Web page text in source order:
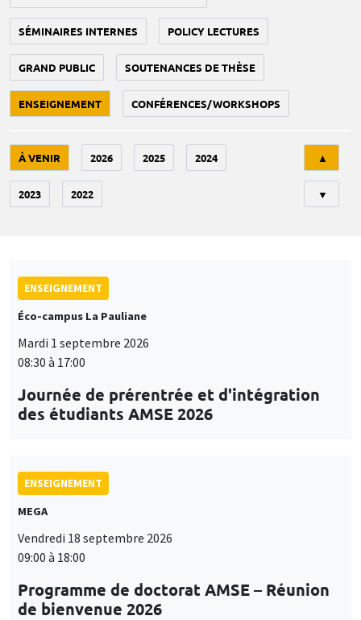
SÉMINAIRES INTERNES POLICY LECTURES
GRAND PUBLIC SOUTENANCES DE THÈSE
ENSEIGNEMENT CONFÉRENCES/WORKSHOPS
À VENIR 2026 2025 2024
2023 2022
▲
▼
ENSEIGNEMENT
Éco-campus La Pauliane
Mardi 1 septembre 2026
08:30 à 17:00
Journée de prérentrée et d'intégration
des étudiants AMSE 2026
ENSEIGNEMENT
MEGA
Vendredi 18 septembre 2026
09:00 à 18:00
Programme de doctorat AMSE – Réunion
de bienvenue 2026